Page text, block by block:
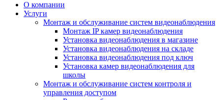
О компании
Услуги
Монтаж и обслуживание систем видеонаблюдения
Монтаж IP камер видеонаблюдения
Установка видеонаблюдения в магазине
Установка видеонаблюдения на складе
Установка видеонаблюдения под ключ
Установка камер видеонаблюдения для
школы
Монтаж и обслуживание систем контроля и
управления доступом